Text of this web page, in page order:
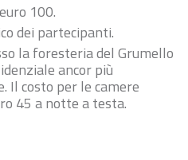
100.
dei partecipanti.
la foresteria del Grumello
ancor più
Il costo per le camere
45 a notte a testa.